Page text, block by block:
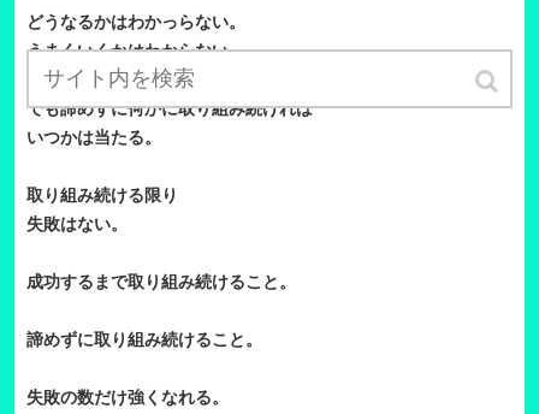
どうなるかはわかっらない。
うまくいくかはわからない。
でも諦めずに何かに取り組み続ければ
いつかは当たる。
取り組み続ける限り
失敗はない。
成功するまで取り組み続けること。
諦めずに取り組み続けること。
失敗の数だけ強くなれる。